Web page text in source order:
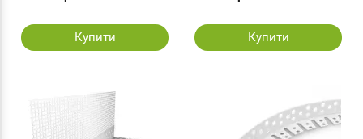
Купити Купити